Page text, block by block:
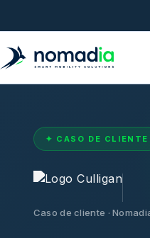
✦ CASO DE CLIENTE
Caso de cliente ·